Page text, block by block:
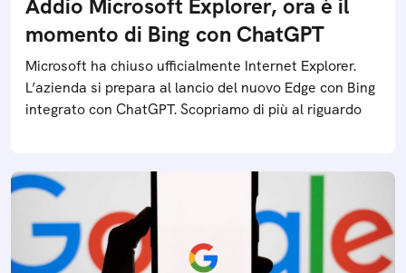
Addio Microsoft Explorer, ora è il
momento di Bing con ChatGPT
Microsoft ha chiuso ufficialmente Internet Explorer.
L’azienda si prepara al lancio del nuovo Edge con Bing
integrato con ChatGPT. Scopriamo di più al riguardo